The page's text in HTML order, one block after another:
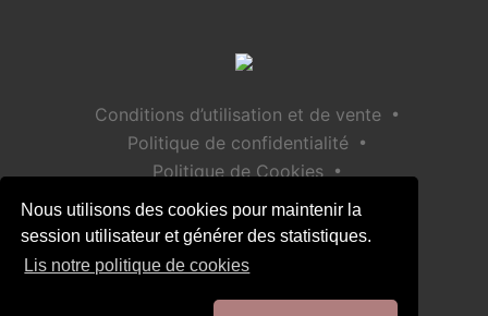
Nous utilisons des cookies pour maintenir la
session utilisateur et générer des statistiques.
Lis notre politique de cookies
Conditions d’utilisation et de vente •
Politique de confidentialité •
Politique de Cookies •
Politique de sécurité des enfants
Aide / Contact